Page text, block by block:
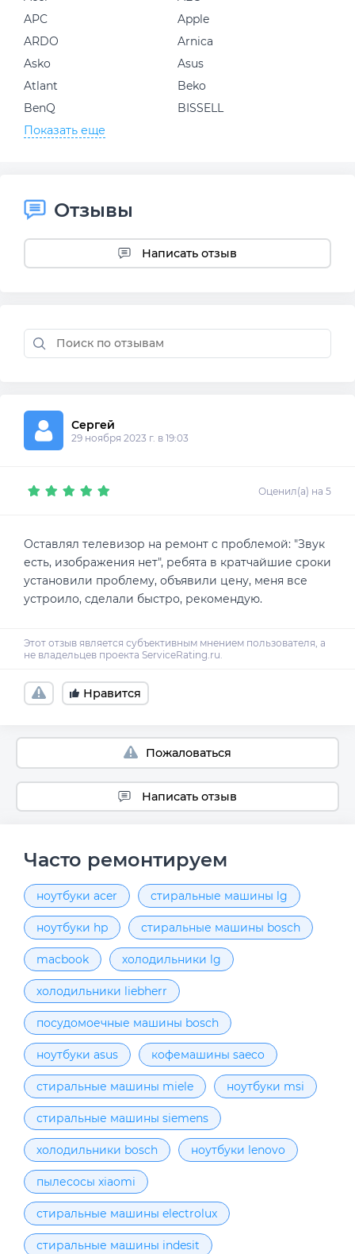
APC
Apple
ARDO
Arnica
Asko
Asus
Atlant
Beko
BenQ
BISSELL
Показать еще
Отзывы
Написать отзыв
Сергей
29 ноября 2023 г. в 19:03
Оценил(а) на 5
Оставлял телевизор на ремонт с проблемой: "Звук
есть, изображения нет", ребята в кратчайшие сроки
установили проблему, объявили цену, меня все
устроило, сделали быстро, рекомендую.
Нравится
Пожаловаться
Написать отзыв
Часто ремонтируем
ноутбуки acer стиральные машины lg
ноутбуки hp стиральные машины bosch
macbook холодильники lg
холодильники liebherr
посудомоечные машины bosch
ноутбуки asus кофемашины saeco
стиральные машины miele ноутбуки msi
стиральные машины siemens
холодильники bosch ноутбуки lenovo
пылесосы xiaomi
стиральные машины electrolux
стиральные машины indesit